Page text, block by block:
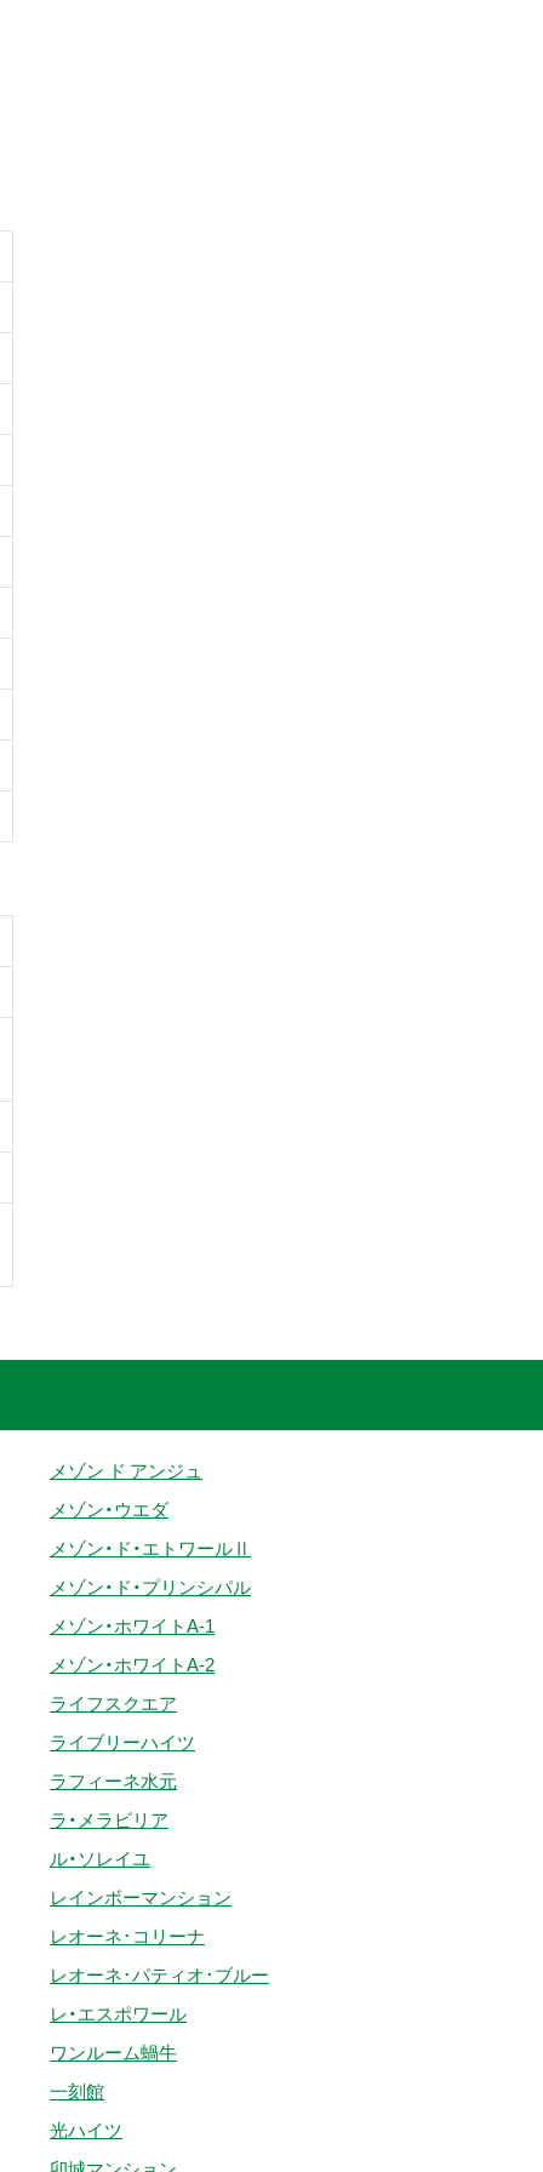
メゾン ド アンジュ
メゾン・ウエダ
メゾン・ド・エトワールⅡ
メゾン・ド・プリンシパル
メゾン・ホワイトA-1
メゾン・ホワイトA-2
ライフスクエア
ライブリーハイツ
ラフィーネ水元
ラ・メラビリア
ル・ソレイユ
レインボーマンション
レオーネ･コリーナ
レオーネ･パティオ･ブルー
レ・エスポワール
ワンルーム蝸牛
一刻館
光ハイツ